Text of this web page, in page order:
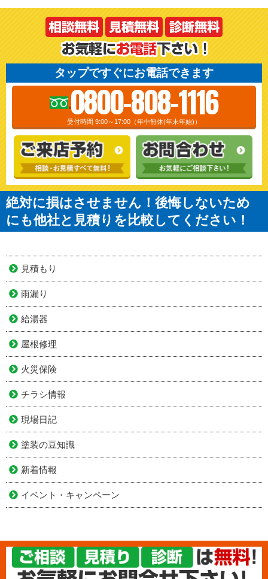
タップですぐにお電話できます
0800-808-1116
受付時間 9:00～17:00（年中無休(年末年始)）
絶対に損はさせません！後悔しないため
にも他社と見積りを比較してください！
見積もり
雨漏り
給湯器
屋根修理
火災保険
チラシ情報
現場日記
塗装の豆知識
新着情報
イベント・キャンペーン